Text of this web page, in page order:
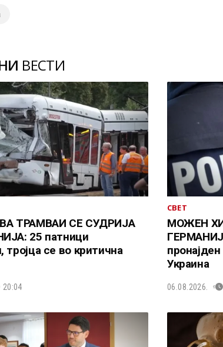
ВЕСТИ
ТРАМВАИ СЕ СУДРИЈА
25 патници
тројца се во критична
20:04
СВЕТ
МОЖЕН
Украина
06.08.2026.